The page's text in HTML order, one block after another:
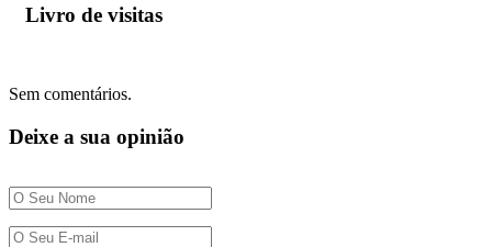
Livro de visitas
Sem comentários.
Deixe a sua opinião